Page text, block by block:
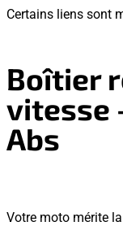
Certains liens sont
Boîtier
vitesse
Abs
Votre moto mérite